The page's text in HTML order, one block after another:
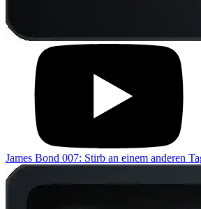
James Bond 007: Stirb an einem anderen